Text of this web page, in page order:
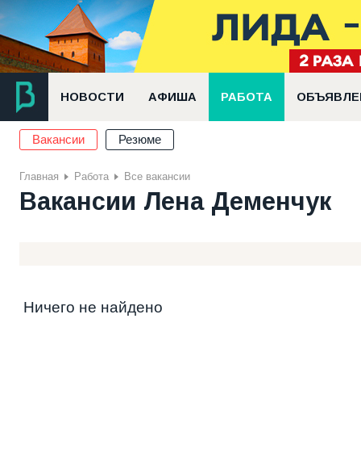
НОВОСТИ АФИША РАБОТА
Вакансии Резюме
Главная Работа Все вакансии
Вакансии Лена Деменчук
Ничего не найдено